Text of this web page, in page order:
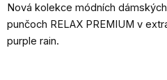
Nová kolekce módních
punčoch RELAX PREMIUM v
purple rain.